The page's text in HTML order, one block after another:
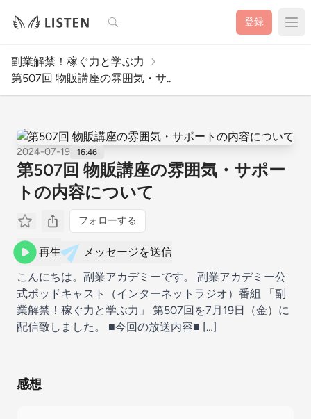
検索 登録
副業解禁！稼ぐ力と学ぶ力
第507回 物販講座の雰囲気・サ..
2024-07-19 16:46
第507回 物販講座の雰囲気・サポー
トの内容について
フォローする
再生
メッセージを送信
こんにちは。副業アカデミーです。 副業アカデミー公
式ポッドキャスト（インターネットラジオ）番組 「副
業解禁！稼ぐ力と学ぶ力」 第507回を7月19日（金）に
配信致しました。 ■今回の放送内容■ […]
感想